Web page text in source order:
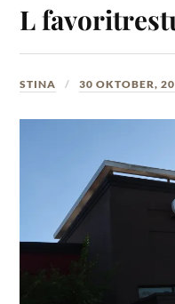
L
STINA 30 OKTOBER,